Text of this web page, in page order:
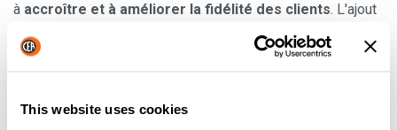
This website uses cookies
à accroître et à améliorer la fidélité des clients. L'ajout
de nouveaux produits ou de variantes de produits existants
permet aux entreprises de vendre davantage à leurs
étudient les dossiers d'achat des clients existants afin d'